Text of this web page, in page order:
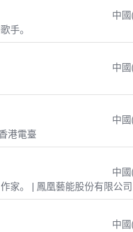
中
手。
中
中
港電臺
中
家。 | 鳳凰藝能股份有限公司
中